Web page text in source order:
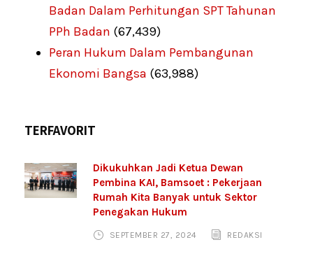
Badan Dalam Perhitungan SPT Tahunan
PPh Badan (67,439)
Peran Hukum Dalam Pembangunan
Ekonomi Bangsa (63,988)
TERFAVORIT
Dikukuhkan Jadi Ketua Dewan
Pembina KAI, Bamsoet : Pekerjaan
Rumah Kita Banyak untuk Sektor
Penegakan Hukum
SEPTEMBER 27, 2024 REDAKSI